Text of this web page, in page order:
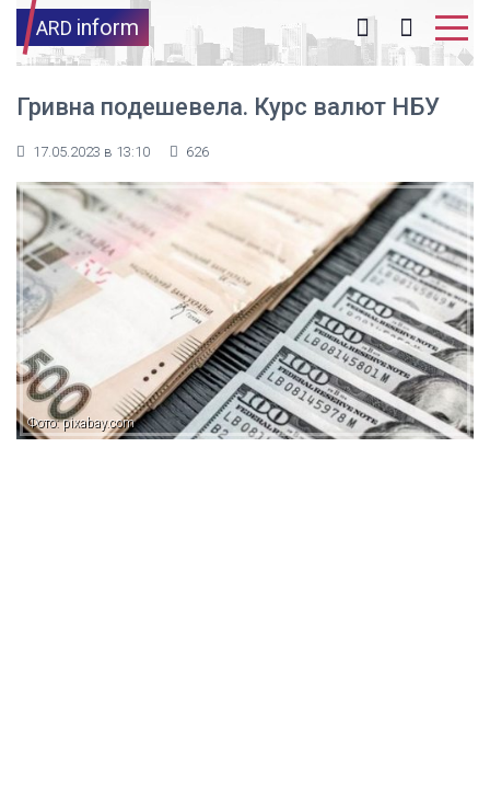
ARD inform
Гривна подешевела. Курс валют НБУ
17.05.2023 в 13:10 626
Фото: pixabay.com